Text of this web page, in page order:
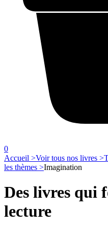
0
Accueil >Voir tous nos livres >
les thèmes >Imagination
Des livres qui
lecture